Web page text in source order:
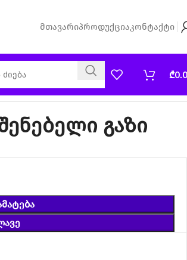
ᲛთავარიᲞროდუქციაᲙონტაქტი
₾
გაზი